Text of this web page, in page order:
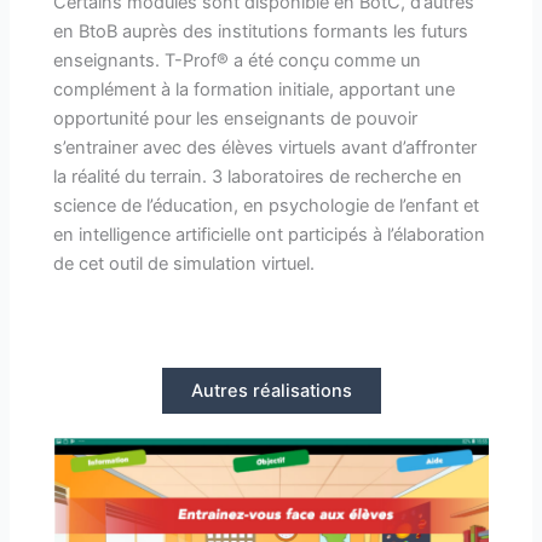
en BtoB auprès des institutions formants les futurs
enseignants. T-Prof® a été conçu comme un
complément à la formation initiale, apportant une
opportunité pour les enseignants de pouvoir
s’entrainer avec des élèves virtuels avant d’affronter
la réalité du terrain. 3 laboratoires de recherche en
science de l’éducation, en psychologie de l’enfant et
en intelligence artificielle ont participés à l’élaboration
de cet outil de simulation virtuel.
Autres réalisations